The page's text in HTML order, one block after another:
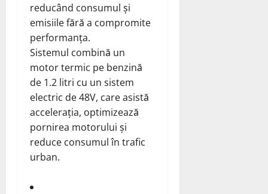
reducând consumul și
emisiile fără a compromite
performanța.
Sistemul combină un
motor termic pe benzină
de 1.2 litri cu un sistem
electric de 48V, care asistă
accelerația, optimizează
pornirea motorului și
reduce consumul în trafic
urban.